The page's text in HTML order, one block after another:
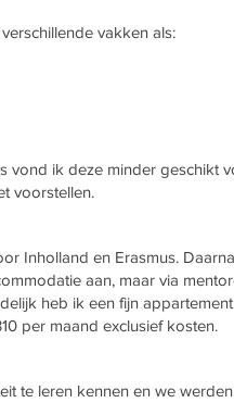
vakken als:
vond ik deze minder geschikt
voorstellen.
Inholland en Erasmus.
aan, maar via
heb ik een fijn appartement
per maand exclusief kosten.
te leren kennen en we